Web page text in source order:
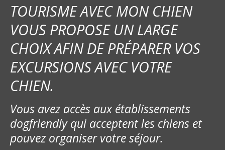
TOURISME AVEC MON CHIEN
VOUS PROPOSE UN LARGE
CHOIX AFIN DE PRÉPARER VOS
EXCURSIONS AVEC VOTRE
CHIEN.
Vous avez accès aux établissements
dogfriendly qui acceptent les chiens et
pouvez organiser votre séjour.